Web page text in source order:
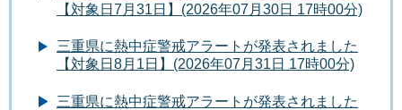
【対象日7月31日】(2026年07月30日 17時00分)
三重県に熱中症警戒アラートが発表されました
【対象日8月1日】(2026年07月31日 17時00分)
三重県に熱中症警戒アラートが発表されました